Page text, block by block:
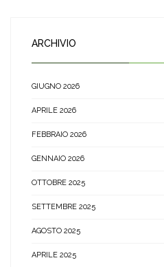
ARCHIVIO
GIUGNO 2026
APRILE 2026
FEBBRAIO 2026
GENNAIO 2026
OTTOBRE 2025
SETTEMBRE 2025
AGOSTO 2025
APRILE 2025